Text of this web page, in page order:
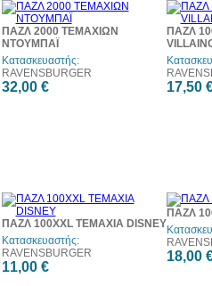
ΠΑΖΛ 2000 ΤΕΜΑΧΙΩΝ
ΝΤΟΥΜΠΑΪ
Κατασκευαστής:
RAVENSBURGER
32,00 €
ΠΑΖΛ
17,50
ΠΑΖΛ 100XXL ΤΕΜΑΧΙΑ DISNEY
Κατασκευαστής:
RAVENSBURGER
11,00 €
ΠΑΖΛ
18,00